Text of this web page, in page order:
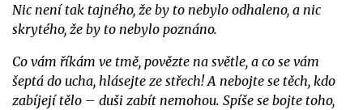
Nic není tak tajného, že by to nebylo odhaleno, a nic
skrytého, že by to nebylo poznáno.
Co vám říkám ve tmě, povězte na světle, a co se vám
šeptá do ucha, hlásejte ze střech! A nebojte se těch, kdo
zabíjejí tělo – duši zabít nemohou. Spíše se bojte toho,